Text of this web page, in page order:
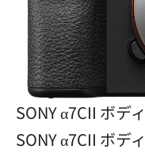
SONY α7CII ボデ
SONY α7CII ボデ